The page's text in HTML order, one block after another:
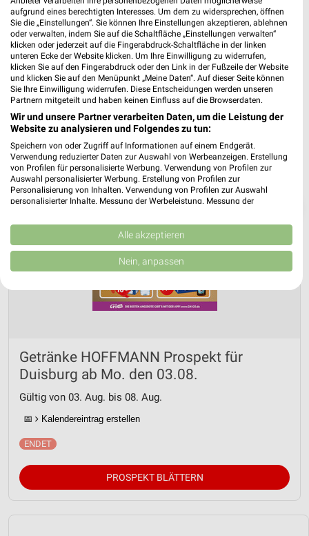
PROSPEKT BLÄTTERN
Getränke HOFFMANN Prospekt für
Duisburg ab Mo. den 03.08.
Gültig von 03. Aug. bis 08. Aug.
📅 Kalendereintrag erstellen
PROSPEKT BLÄTTERN
aufgrund eines berechtigten Interesses. Um dem zu widersprechen, öffnen
Sie die „Einstellungen“. Sie können Ihre Einstellungen akzeptieren, ablehnen
oder verwalten, indem Sie auf die Schaltfläche „Einstellungen verwalten“
klicken oder jederzeit auf die Fingerabdruck-Schaltfläche in der linken
unteren Ecke der Website klicken. Um Ihre Einwilligung zu widerrufen,
klicken Sie auf den Fingerabdruck oder den Link in der Fußzeile der Website
und klicken Sie auf den Menüpunkt „Meine Daten“. Auf dieser Seite können
Sie Ihre Einwilligung widerrufen. Diese Entscheidungen werden unseren
Partnern mitgeteilt und haben keinen Einfluss auf die Browserdaten.
Wir und unsere Partner verarbeiten Daten, um die Leistung der
Website zu analysieren und Folgendes zu tun:
Speichern von oder Zugriff auf Informationen auf einem Endgerät.
Verwendung reduzierter Daten zur Auswahl von Werbeanzeigen. Erstellung
von Profilen für personalisierte Werbung. Verwendung von Profilen zur
Auswahl personalisierter Werbung. Erstellung von Profilen zur
Personalisierung von Inhalten. Verwendung von Profilen zur Auswahl
personalisierter Inhalte. Messung der Werbeleistung. Messung der
Kombinationen von Daten aus verschiedenen Quellen. Entwicklung und
Verbesserung der Angebote. Verwendung reduzierter Daten zur Auswahl
von Inhalten.
Daten können außerhalb der Europäischen Union weitergegeben und in die
USA gesendet werden.
Website/App.
Partnerliste anzeigen (1 IAB-Anbieter)
Speichern von oder Zugriff auf Informationen
auf einem Endgerät
Werbeanzeigen
Erstellung von Profilen für personalisierte
Verwendung von Profilen zur Auswahl
Alle akzeptieren
Nein, anpassen